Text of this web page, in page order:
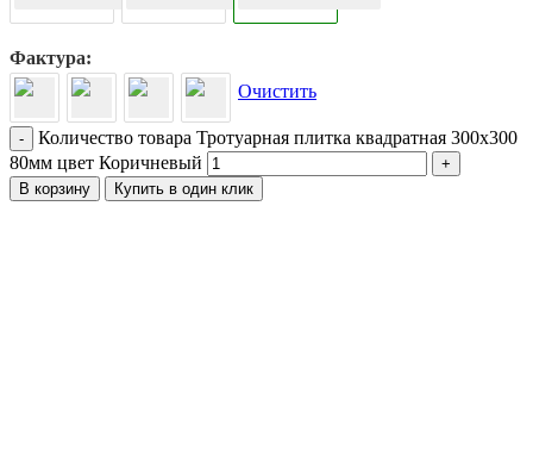
Фактура
Очистить
-
Количество товара Тротуарная плитка квадратная 300х300
80мм цвет Коричневый
+
В корзину
Купить в один клик